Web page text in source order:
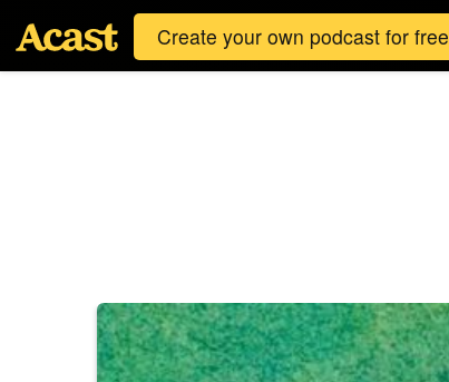
Create your own podcast for free